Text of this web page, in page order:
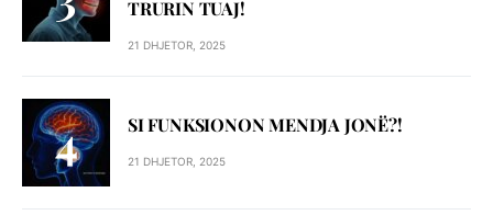
TRURIN TUAJ!
21 DHJETOR, 2025
SI FUNKSIONON MENDJA JONË?!
21 DHJETOR, 2025